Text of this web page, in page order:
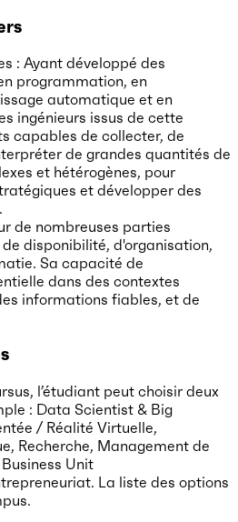
: Ayant développé des
programmation, en
automatique et en
ingénieurs issus de cette
capables de collecter, de
de grandes quantités de
et hétérogènes, pour
et développer des
de nombreuses parties
disponibilité, d'organisation,
Sa capacité de
dans des contextes
informations fiables, et de
l’étudiant peut choisir deux
: Data Scientist & Big
/ Réalité Virtuelle,
Recherche, Management de
Unit
La liste des options